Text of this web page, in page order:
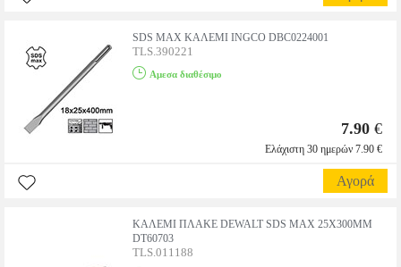
SDS MAX ΚΑΛΕΜΙ INGCO DBC0224001
TLS.390221
Αμεσα διαθέσιμο
7.90 €
Ελάχιστη 30 ημερών 7.90 €
Αγορά
ΚΑΛΕΜΙ ΠΛΑΚΕ DEWALT SDS MAX 25Χ300MM
DT60703
TLS.011188